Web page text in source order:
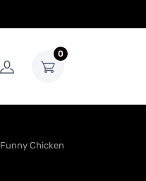
0
Funny Chicken